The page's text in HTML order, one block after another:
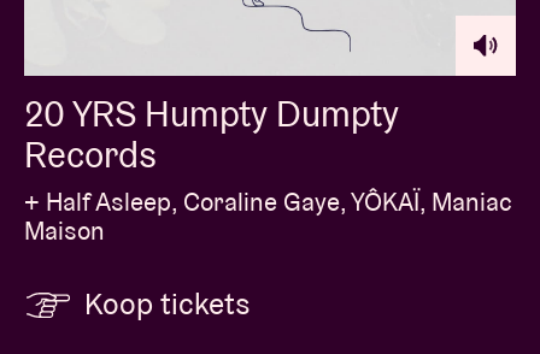
20 YRS Humpty Dumpty
Records
+ Half Asleep, Coraline Gaye, YÔKAÏ, Maniac
Maison
Koop tickets